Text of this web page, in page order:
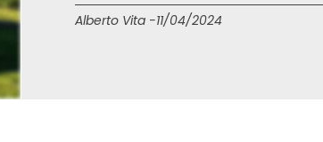
Alberto Vita -11/04/2024